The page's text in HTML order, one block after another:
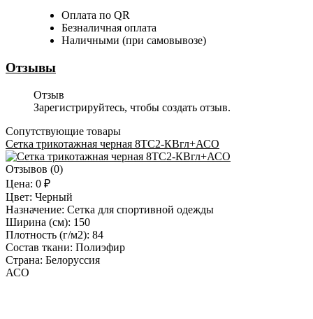
Оплата по QR
Безналичная оплата
Наличными (при самовывозе)
Отзывы
Отзыв
Зарегистрируйтесь, чтобы создать отзыв.
Сопутствующие товары
Сетка трикотажная черная 8ТС2-КВгл+АСО
Отзывов (0)
Цена: 0 ₽
Цвет: Черный
Назначение: Сетка для спортивной одежды
Ширина (см): 150
Плотность (г/м2): 84
Состав ткани: Полиэфир
Страна: Белоруссия
АСО